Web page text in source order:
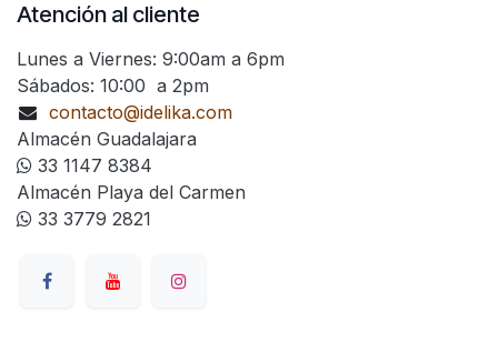
Atención al cliente
Lunes a Viernes: 9:00am a 6pm
Sábados: 10:00 a 2pm
contacto@idelika.com
Almacén Guadalajara
33 1147 8384
Almacén Playa del Carmen
33 3779 2821